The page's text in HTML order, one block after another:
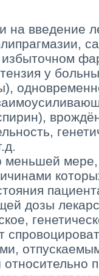
на введение
у
меньшей
дозы